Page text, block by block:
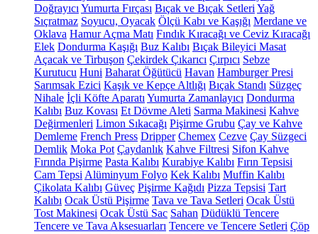
Doğrayıcı Yumurta Fırçası Bıçak ve Bıçak Setleri Yağ
Sıçratmaz Soyucu, Oyacak Ölçü Kabı ve Kaşığı Merdane ve
Oklava Hamur Açma Matı Fındık Kıracağı ve Ceviz Kıracağı
Elek Dondurma Kaşığı Buz Kalıbı Bıçak Bileyici Masat
Açacak ve Tirbuşon Çekirdek Çıkarıcı Çırpıcı Sebze
Kurutucu Huni Baharat Öğütücü Havan Hamburger Presi
Sarımsak Ezici Kaşık ve Kepçe Altlığı Bıçak Standı Süzgeç
Nihale İçli Köfte Aparatı Yumurta Zamanlayıcı Dondurma
Kalıbı Buz Kovası Et Dövme Aleti Sarma Makinesi Kahve
Değirmenleri Limon Sıkacağı Pişirme Grubu Çay ve Kahve
Demleme French Press Dripper Chemex Cezve Çay Süzgeci
Demlik Moka Pot Çaydanlık Kahve Filtresi Sifon Kahve
Fırında Pişirme Pasta Kalıbı Kurabiye Kalıbı Fırın Tepsisi
Cam Tepsi Alüminyum Folyo Kek Kalıbı Muffin Kalıbı
Çikolata Kalıbı Güveç Pişirme Kağıdı Pizza Tepsisi Tart
Kalıbı Ocak Üstü Pişirme Tava ve Tava Setleri Ocak Üstü
Tost Makinesi Ocak Üstü Sac Sahan Düdüklü Tencere
Tencere ve Tava Aksesuarları Tencere ve Tencere Setleri Çöp